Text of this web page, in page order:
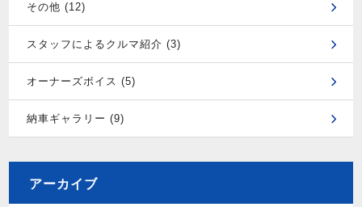
その他 (12)
スタッフによるクルマ紹介 (3)
オーナーズボイス (5)
納車ギャラリー (9)
アーカイブ